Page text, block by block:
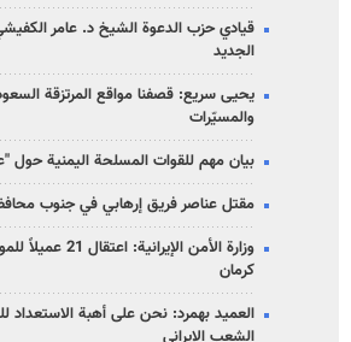
قيادي حزب الدعوة الشيخ د. عامر
الجديد
يحيى سريع: قصفنا مواقع المرتزقة
والمسيّرات
بيان مهم للقوات المسلحة اليمنية حول
مقتل عناصر فريق إرهابي في جنوب
كرمان
العميد بهمرد: نحن على أهبة الاستعداد